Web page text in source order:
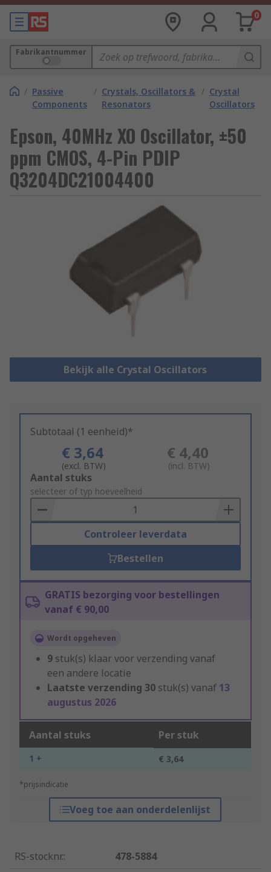
0
Fabrikantnummer
/ Passive
Components
/ Crystals, Oscillators &
Resonators
/ Crystal
Oscillators
Epson, 40MHz XO Oscillator, ±50
ppm CMOS, 4-Pin PDIP
Q3204DC21004400
Bekijk alle Crystal Oscillators
Subtotaal (1 eenheid)*
€ 3,64
(excl. BTW)
€ 4,40
(incl. BTW)
Add
to
Basket
Aantal stuks
selecteer of typ hoeveelheid
Controleer leverdata
Bestellen
GRATIS bezorging voor bestellingen
vanaf € 90,00
Wordt opgeheven
9 stuk(s) klaar voor verzending vanaf
een andere locatie
Laatste verzending 30 stuk(s) vanaf 13
augustus 2026
Aantal stuks Per stuk
1 + € 3,64
*prijsindicatie
Voeg toe aan onderdelenlijst
RS-stocknr.:
478-5884